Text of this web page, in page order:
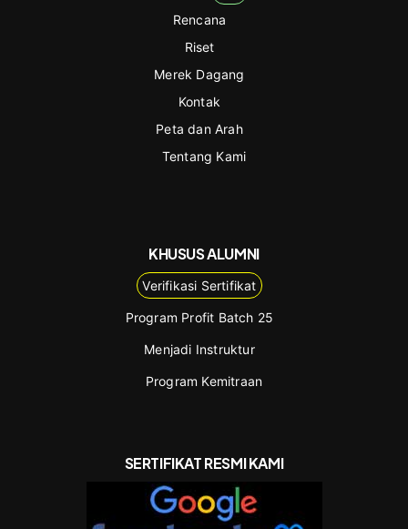
Rencana
Riset
Merek Dagang
Kontak
Peta dan Arah
Tentang Kami
KHUSUS ALUMNI
Verifikasi Sertifikat
Program Profit Batch 25
Menjadi Instruktur
Program Kemitraan
SERTIFIKAT RESMI KAMI